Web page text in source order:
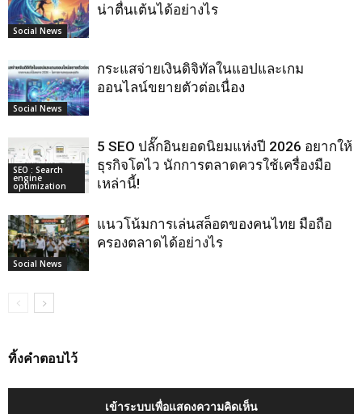
Social News
น่าตื่นเต้นได้อย่างไร
Social News
กระแสจ่ายเงินดิจิทัลในแอปและเกม
ออนไลน์ขยายตัวต่อเนื่อง
SEO : Search
engine
optimization
5 SEO ปลั๊กอินยอดนิยมแห่งปี 2026 อยากให้
ธุรกิจโตไว นักการตลาดควรใช้เครื่องมือ
เหล่านี้!
Social News
แนวโน้มการเล่นสล็อตของคนไทย มือถือ
ครองตลาดได้อย่างไร
ทิ้งคำตอบไว้
เข้าระบบเพื่อแสดงความคิดเห็น